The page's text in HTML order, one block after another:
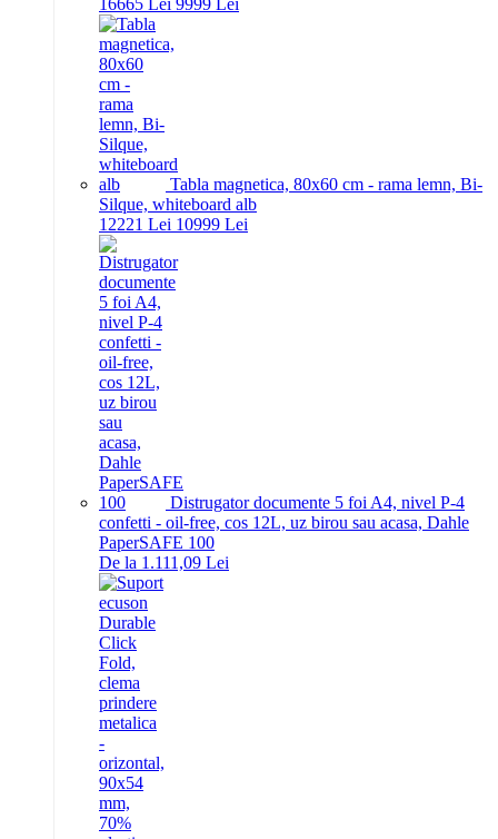
16665 Lei 9999 Lei
Tabla magnetica, 80x60 cm - rama lemn, Bi-
Silque, whiteboard alb
12221 Lei 10999 Lei
Distrugator documente 5 foi A4, nivel P-4
confetti - oil-free, cos 12L, uz birou sau acasa, Dahle
PaperSAFE 100
De la 1.111,09 Lei